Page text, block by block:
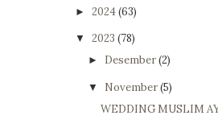
► 2024(63)
▼ 2023 (78)
► Desember(2)
▼ November(5)
WEDDING MUSLIM